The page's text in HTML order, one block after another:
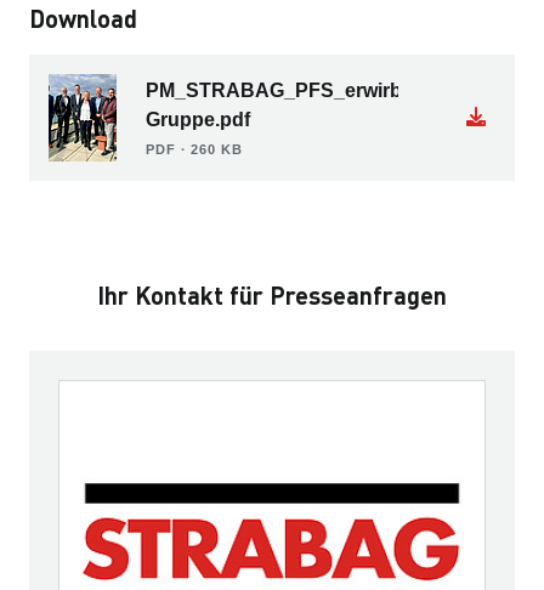
Download
PM_STRABAG_PFS_erwirbt_Kagerer-
Gruppe.pdf
PDF ∙ 260 KB
Ihr Kontakt für Presseanfragen